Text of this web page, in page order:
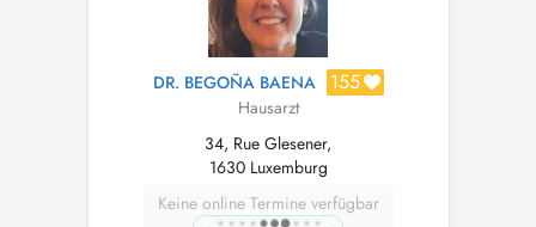
DR. BEGOÑA BAENA 155
Hausarzt
34, Rue Glesener,
1630 Luxemburg
Keine online Termine verfügbar